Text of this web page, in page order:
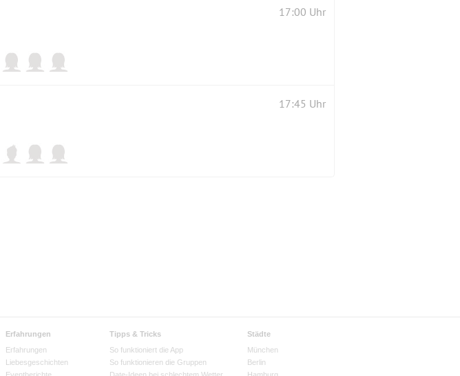
17:00 Uhr
17:45 Uhr
Erfahrungen
Erfahrungen
Liebesgeschichten
Tipps & Tricks
So funktioniert die App
So funktionieren die Gruppen
Städte
München
Berlin